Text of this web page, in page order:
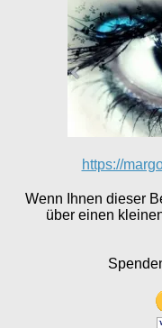
https://
Wenn Ihnen dieser
über einen